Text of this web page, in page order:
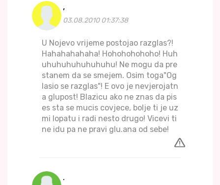
,
03.08.2010 01:37:38
U Nojevo vrijeme postojao razglas?!
Hahahahahaha! Hohohohohoho! Huh
uhuhuhuhuhuhuhu! Ne mogu da pre
stanem da se smejem. Osim toga"Og
lasio se razglas"! E ovo je nevjerojatn
a glupost! Blazicu ako ne znas da pis
es sta se mucis covjece, bolje ti je uz
mi lopatu i radi nesto drugo! Vicevi ti
ne idu pa ne pravi glu.ana od sebe!
.